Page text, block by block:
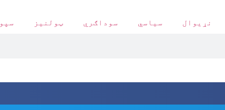
نړیوال سیاسي سوداګري ټولنیز